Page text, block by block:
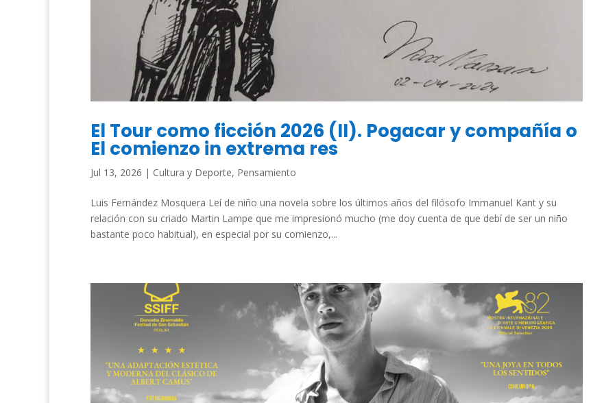
El Tour como ficción 2026 (II). Pogacar y compañía o
El comienzo in extrema res
Jul 13, 2026 | Cultura y Deporte, Pensamiento
Luis Fernández Mosquera Leí de niño una novela sobre los últimos años del filósofo Immanuel Kant y su
relación con su criado Martin Lampe que me impresionó mucho (me doy cuenta de que debí de ser un niño
bastante poco habitual), en especial por su comienzo,...